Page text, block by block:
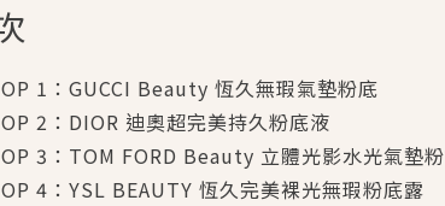
1：GUCCI Beauty 恆久無瑕氣墊粉底
2：DIOR 迪奧超完美持久粉底液
3：TOM FORD Beauty 立體光影水光氣墊
4：YSL BEAUTY 恆久完美裸光無瑕粉底露